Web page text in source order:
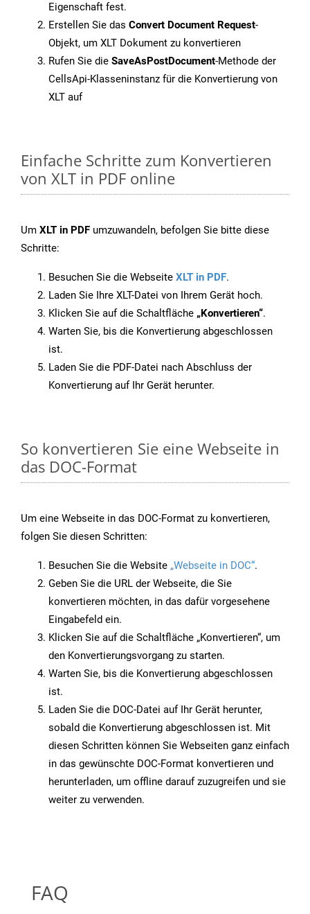
Eigenschaft fest.
Erstellen Sie das Convert Document Request-
Objekt, um XLT Dokument zu konvertieren
Rufen Sie die SaveAsPostDocument-Methode der
CellsApi-Klasseninstanz für die Konvertierung von
XLT auf
Einfache Schritte zum Konvertieren
von XLT in PDF online
Um XLT in PDF umzuwandeln, befolgen Sie bitte diese
Schritte:
Besuchen Sie die Webseite XLT in PDF.
Laden Sie Ihre XLT-Datei von Ihrem Gerät hoch.
Klicken Sie auf die Schaltfläche „Konvertieren“.
Warten Sie, bis die Konvertierung abgeschlossen
ist.
Laden Sie die PDF-Datei nach Abschluss der
Konvertierung auf Ihr Gerät herunter.
So konvertieren Sie eine Webseite in
das DOC-Format
Um eine Webseite in das DOC-Format zu konvertieren,
folgen Sie diesen Schritten:
Besuchen Sie die Website „Webseite in DOC“.
Geben Sie die URL der Webseite, die Sie
konvertieren möchten, in das dafür vorgesehene
Eingabefeld ein.
Klicken Sie auf die Schaltfläche „Konvertieren“, um
den Konvertierungsvorgang zu starten.
Warten Sie, bis die Konvertierung abgeschlossen
ist.
Laden Sie die DOC-Datei auf Ihr Gerät herunter,
sobald die Konvertierung abgeschlossen ist. Mit
diesen Schritten können Sie Webseiten ganz einfach
in das gewünschte DOC-Format konvertieren und
herunterladen, um offline darauf zuzugreifen und sie
weiter zu verwenden.
FAQ